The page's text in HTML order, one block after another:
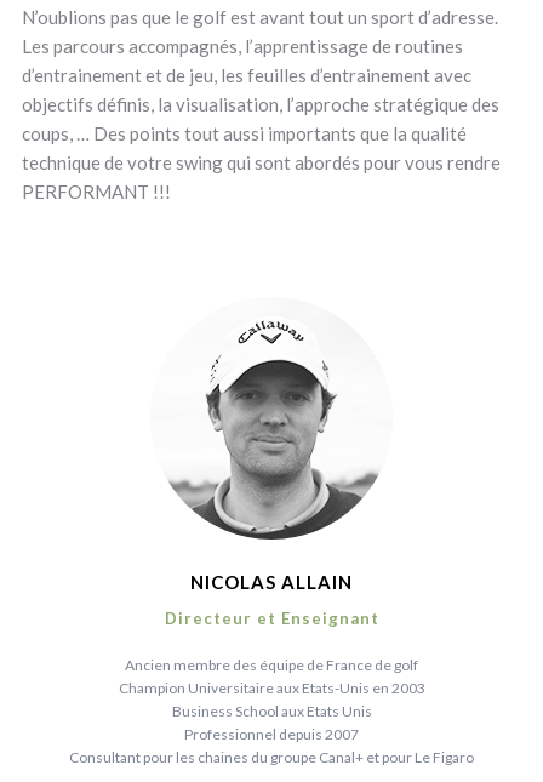
N’oublions pas que le golf est avant tout un sport d’adresse.
Les parcours accompagnés, l’apprentissage de routines
d’entrainement et de jeu, les feuilles d’entrainement avec
objectifs définis, la visualisation, l’approche stratégique des
coups, … Des points tout aussi importants que la qualité
technique de votre swing qui sont abordés pour vous rendre
PERFORMANT !!!
NICOLAS ALLAIN
Directeur et Enseignant
Ancien membre des équipe de France de golf
Champion Universitaire aux Etats-Unis en 2003
Business School aux Etats Unis
Professionnel depuis 2007
Consultant pour les chaines du groupe Canal+ et pour Le Figaro